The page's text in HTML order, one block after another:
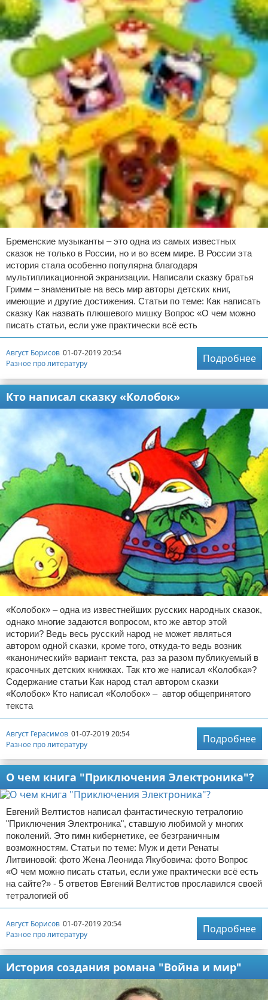
Бременские музыканты – это одна из самых известных
сказок не только в России, но и во всем мире. В России эта
история стала особенно популярна благодаря
мультипликационной экранизации. Написали сказку братья
Гримм – знаменитые на весь мир авторы детских книг,
имеющие и другие достижения. Статьи по теме: Как написать
сказку Как назвать плюшевого мишку Вопрос «О чем можно
писать статьи, если уже практически всё есть
Август Борисов 01-07-2019 20:54
Разное про литературу
Подробнее
Кто написал сказку «Колобок»
«Колобок» – одна из известнейших русских народных сказок,
однако многие задаются вопросом, кто же автор этой
истории? Ведь весь русский народ не может являться
автором одной сказки, кроме того, откуда-то ведь возник
«канонический» вариант текста, раз за разом публикуемый в
красочных детских книжках. Так кто же написал «Колобка»?
Содержание статьи Как народ стал автором сказки
«Колобок» Кто написал «Колобок» – автор общепринятого
текста
Август Герасимов 01-07-2019 20:54
Разное про литературу
Подробнее
О чем книга "Приключения Электроника"?
Евгений Велтистов написал фантастическую тетралогию
"Приключения Электроника", ставшую любимой у многих
поколений. Это гимн кибернетике, ее безграничным
возможностям. Статьи по теме: Муж и дети Ренаты
Литвиновой: фото Жена Леонида Якубовича: фото Вопрос
«О чем можно писать статьи, если уже практически всё есть
на сайте?» - 5 ответов Евгений Велтистов прославился своей
тетралогией об
Август Борисов 01-07-2019 20:54
Разное про литературу
Подробнее
История создания романа "Война и мир"